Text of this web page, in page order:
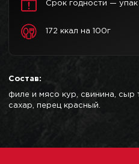
Срок годности — упак
172 ккал на 100г
Состав:
филе и мясо кур, свинина, сыр
сахар, перец красный.